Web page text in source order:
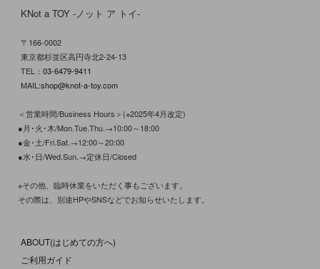
KNot a TOY -ノット ア トイ-
〒166-0002
東京都杉並区高円寺北2-24-13
TEL： 03-6479-9411
MAIL:shop@knot-a-toy.com
＜営業時間/Business Hours＞(※2025年4月改定)
●月･火･木/Mon.Tue.Thu.→10:00～18:00
●金･土/Fri.Sat.→12:00～20:00
●水･日/Wed.Sun.→定休日/Closed
※その他、臨時休業をいただく事もございます。
その際は、別途HPやSNSなどでお知らせいたします。
ABOUT(はじめての方へ)
ご利用ガイド